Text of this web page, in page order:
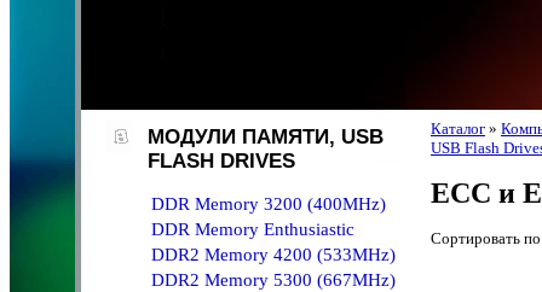
МОДУЛИ ПАМЯТИ, USB
FLASH DRIVES
DDR Memory 3200 (400MHz)
DDR Memory Enthusiastic
DDR2 Memory 4200 (533MHz)
DDR2 Memory 5300 (667MHz)
Каталог »
USB Flash
ECC и
Сортировать